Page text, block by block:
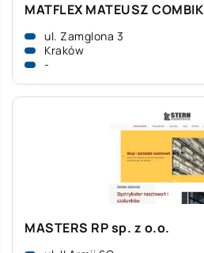
MATFLEX MATEUSZ COMBIK
ul. Zamglona 3
Kraków
-
MASTERS RP sp. z o.o.